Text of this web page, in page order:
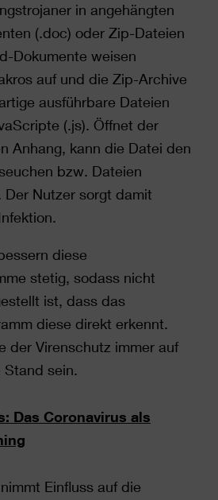
in angehängten
(.doc) oder Zip-Dateien
Dokumente weisen
auf und die Zip-Archive
ausführbare Dateien
(.js). Öffnet der
Anhang, kann die Datei den
bzw. Dateien
Der Nutzer sorgt damit
diese
stetig, sodass nicht
ist, dass das
diese direkt erkennt.
der Virenschutz immer auf
Stand sein.
Das Coronavirus als
Einfluss auf die